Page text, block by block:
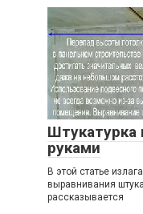
Штукатурка
руками
В этой статье
выравнивания
рассказывается